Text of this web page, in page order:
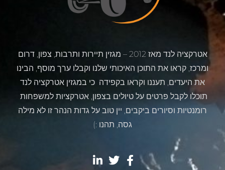
אטרקציה לנד מאז 2012 – מגזין תיירות ותרבות, צפון, דרום
ומרכז, קראו את התוכן האיכותי שלנו וקבלו ערך מוסף, הבינו
את היעדים, תעננו וקראו בקפידה כי במגזין אטרקציה לנד
תוכלו לקבל פרטים על טיולים בצפון, אטרקציות למשפחות
רומנטיות וסיורים ביקבים, יין טוב על גדות הנהר זו לא מילה
גסה, תהנו :)